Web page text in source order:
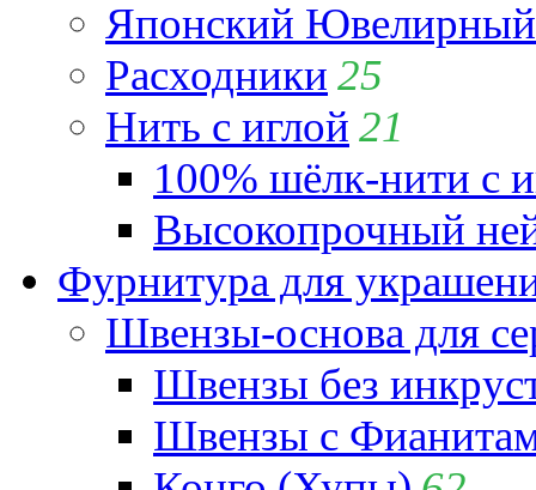
Японский
Расходники 25
Нить с иглой 21
100% шёлк-нити с
Высокопрочный
Фурнитура для
Швензы-основа для
Швензы без
Швензы с